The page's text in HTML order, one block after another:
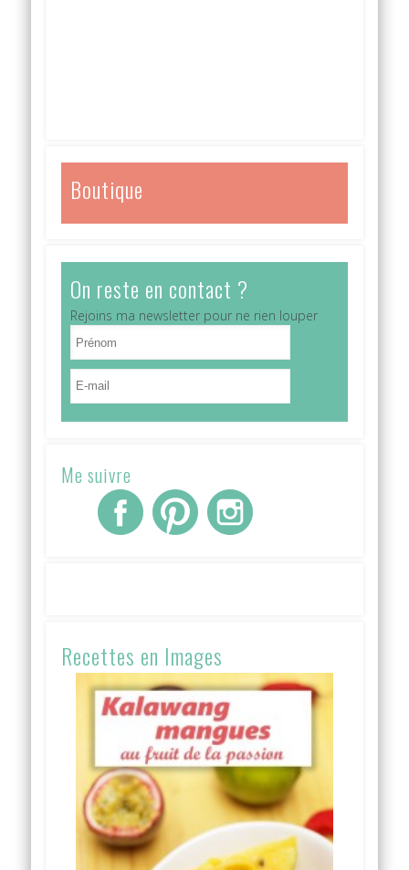
Boutique
On reste en contact ?
Rejoins ma newsletter pour ne rien louper
Me suivre
Recettes en Images